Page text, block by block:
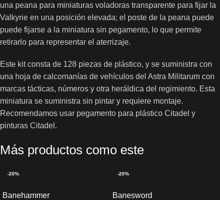
una peana para miniaturas voladoras transparente para fijar la
Valkyrie en una posición elevada; el poste de la peana puede
puede fijarse a la miniatura sin pegamento, lo que permite
retirarlo para representar el aterrizaje.
Este kit consta de 128 piezas de plástico, y se suministra con
una hoja de calcomanías de vehículos del Astra Militarum con
marcas tácticas, números y otra heráldica del regimiento. Esta
miniatura se suministra sin pintar y requiere montaje.
Recomendamos usar pegamento para plástico Citadel y
pinturas Citadel.
Más productos como este
-20%
Banehammer
-20%
Banesword